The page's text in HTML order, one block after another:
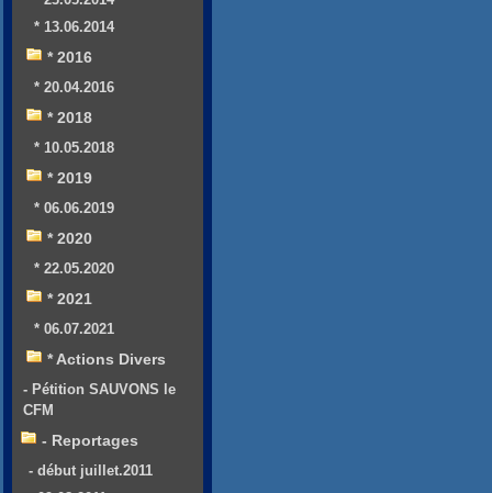
* 13.06.2014
* 2016
* 20.04.2016
* 2018
* 10.05.2018
* 2019
* 06.06.2019
* 2020
* 22.05.2020
* 2021
* 06.07.2021
* Actions Divers
- Pétition SAUVONS le
CFM
- Reportages
- début juillet.2011